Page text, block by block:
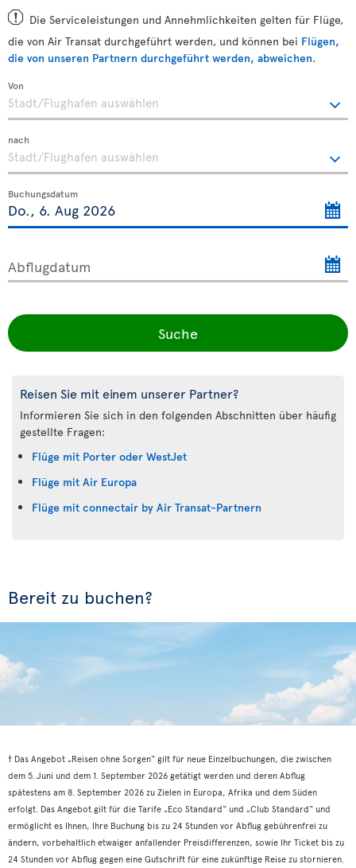
Die Serviceleistungen und Annehmlichkeiten gelten für Flüge,
die von Air Transat durchgeführt werden, und können bei Flügen,
die von unseren Partnern durchgeführt werden, abweichen.
Von
nach
Buchungsdatum
Abflugdatum
Suche
Reisen Sie mit einem unserer Partner?
Informieren Sie sich in den folgenden Abschnitten über häufig
gestellte Fragen:
Flüge mit Porter oder WestJet
Flüge mit Air Europa
Flüge mit connectair by Air Transat-Partnern
Bereit zu buchen?
† Das Angebot „Reisen ohne Sorgen“ gilt für neue Einzelbuchungen, die zwischen
dem 5. Juni und dem 1. September 2026 getätigt werden und deren Abflug
spätestens am 8. September 2026 zu Zielen in Europa, Afrika und dem Süden
erfolgt. Das Angebot gilt für die Tarife „Eco Standard“ und „Club Standard“ und
ermöglicht es Ihnen, Ihre Buchung bis zu 24 Stunden vor Abflug gebührenfrei zu
ändern, vorbehaltlich etwaiger anfallender Preisdifferenzen, sowie Ihr Ticket bis zu
24 Stunden vor Abflug gegen eine Gutschrift für eine zukünftige Reise zu stornieren.